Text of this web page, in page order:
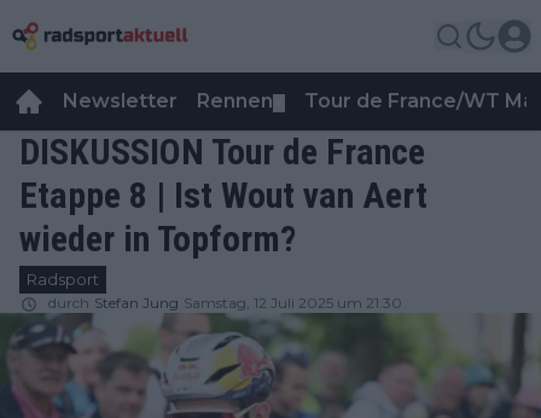
Newsletter Rennen Tour de France/WT
DISKUSSION Tour de France
Etappe 8 | Ist Wout van Aert
wieder in Topform?
Radsport
durch Stefan Jung Samstag, 12 Juli 2025 um 21:30